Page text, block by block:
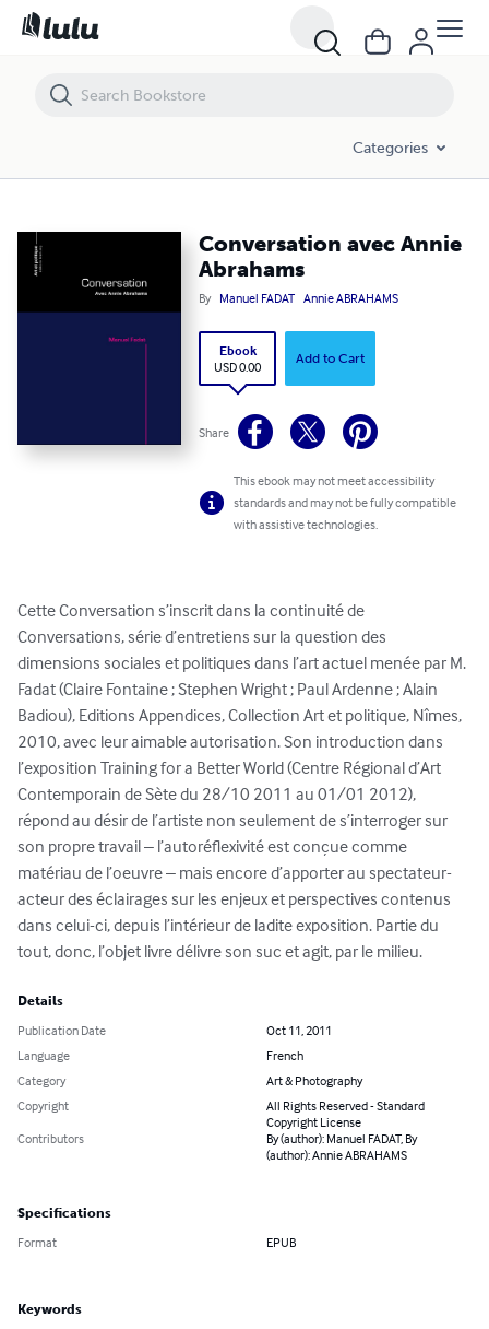
Categories
Conversation avec Annie
Abrahams
By Manuel FADAT Annie ABRAHAMS
Ebook
USD 0.00
Add to Cart
Share
This ebook may not meet accessibility
standards and may not be fully compatible
with assistive technologies.
Cette Conversation s’inscrit dans la continuité de
Conversations, série d’entretiens sur la question des
dimensions sociales et politiques dans l’art actuel menée par M.
Fadat (Claire Fontaine ; Stephen Wright ; Paul Ardenne ; Alain
Badiou), Editions Appendices, Collection Art et politique, Nîmes,
2010, avec leur aimable autorisation. Son introduction dans
l’exposition Training for a Better World (Centre Régional d’Art
Contemporain de Sète du 28/10 2011 au 01/01 2012),
répond au désir de l’artiste non seulement de s’interroger sur
son propre travail – l’autoréflexivité est conçue comme
matériau de l’oeuvre – mais encore d’apporter au spectateur-
acteur des éclairages sur les enjeux et perspectives contenus
dans celui-ci, depuis l’intérieur de ladite exposition. Partie du
tout, donc, l’objet livre délivre son suc et agit, par le milieu.
Details
Publication Date
Oct 11, 2011
Language
French
Category
Art & Photography
Copyright
All Rights Reserved - Standard
Copyright License
Contributors
By (author): Manuel FADAT, By
(author): Annie ABRAHAMS
Specifications
Format EPUB
Keywords
Conversation avec Annie Abrahams